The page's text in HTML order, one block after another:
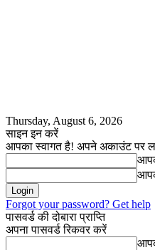
Thursday, August 6, 2026
साइन इन करें
आपका स्वागत है! अपने अकाउंट पर
Forgot your password? Get help
पासवर्ड की दोबारा प्राप्ति
अपना पासवर्ड रिकवर करें